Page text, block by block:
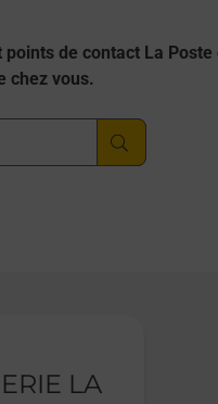
de contact La
chez vous.
LA